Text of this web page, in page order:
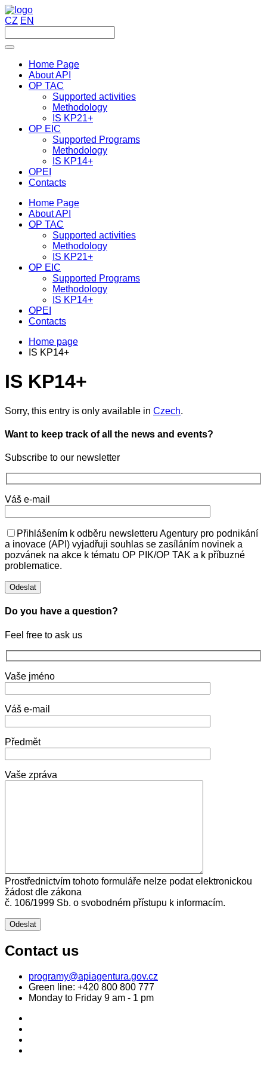
CZ EN
Home Page
About API
OP TAC
Supported activities
Methodology
IS KP21+
OP EIC
Supported Programs
Methodology
IS KP14+
OPEI
Contacts
Home Page
About API
OP TAC
Supported activities
Methodology
IS KP21+
OP EIC
Supported Programs
Methodology
IS KP14+
OPEI
Contacts
Home page
IS KP14+
IS KP14+
Sorry, this entry is only available in Czech.
Want to keep track of all the news and events?
Subscribe to our newsletter
Váš e-mail
Přihlášením k odběru newsletteru Agentury pro podnikání
a inovace (API) vyjadřuji souhlas se zasíláním novinek a
pozvánek na akce k tématu OP PIK/OP TAK a k příbuzné
problematice.
Do you have a question?
Feel free to ask us
Vaše jméno
Váš e-mail
Předmět
Vaše zpráva
Prostřednictvím tohoto formuláře nelze podat elektronickou
žádost dle zákona
č. 106/1999 Sb. o svobodném přístupu k informacím.
Contact us
programy@apiagentura.gov.cz
Green line: +420 800 800 777
Monday to Friday 9 am - 1 pm